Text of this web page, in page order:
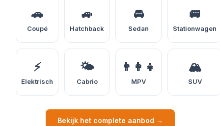
🚗
Coupé
🚙
Hatchback
🚘
Sedan
🚐
Stationwagen
⚡
Elektrisch
🌤️
Cabrio
👨‍👩‍👧
MPV
🏔️
SUV
Bekijk het complete aanbod →